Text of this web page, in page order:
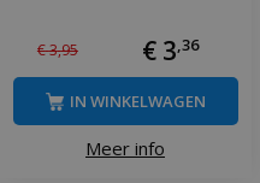
€3,95 € 3,36
Meer info
IN WINKELWAGEN